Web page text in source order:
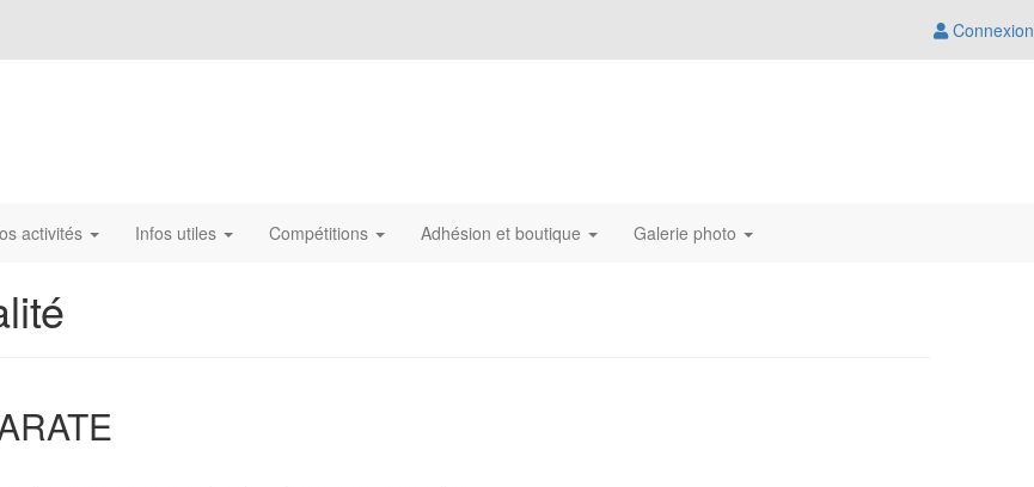
Connexion
activités Infos utiles Compétitions Adhésion et boutique Galerie photo